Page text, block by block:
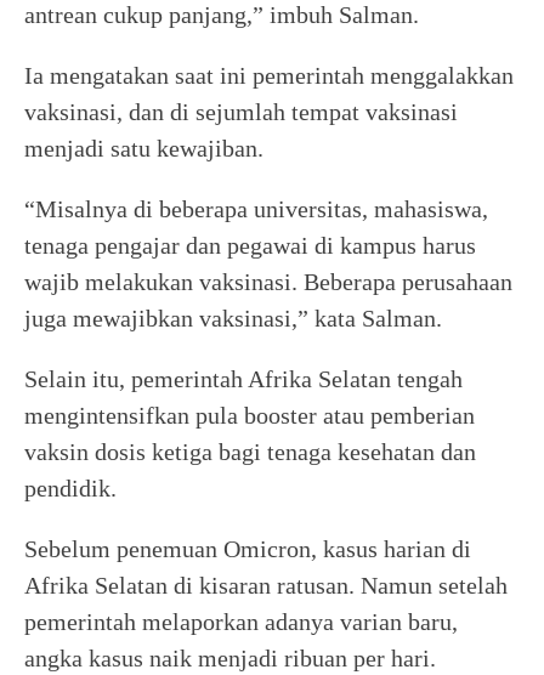
antrean cukup panjang,” imbuh Salman.
Ia mengatakan saat ini pemerintah menggalakkan
vaksinasi, dan di sejumlah tempat vaksinasi
menjadi satu kewajiban.
“Misalnya di beberapa universitas, mahasiswa,
tenaga pengajar dan pegawai di kampus harus
wajib melakukan vaksinasi. Beberapa perusahaan
juga mewajibkan vaksinasi,” kata Salman.
Selain itu, pemerintah Afrika Selatan tengah
mengintensifkan pula booster atau pemberian
vaksin dosis ketiga bagi tenaga kesehatan dan
pendidik.
Sebelum penemuan Omicron, kasus harian di
Afrika Selatan di kisaran ratusan. Namun setelah
pemerintah melaporkan adanya varian baru,
angka kasus naik menjadi ribuan per hari.